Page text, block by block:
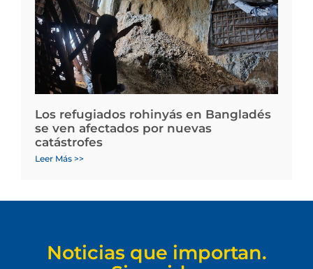
Los refugiados rohinyás en Bangladés
se ven afectados por nuevas
catástrofes
Leer Más >>
Noticias que importan.